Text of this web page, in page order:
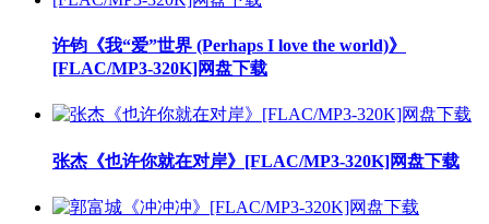
许钧《我“爱”世界 (Perhaps I love the world)》
[FLAC/MP3-320K]网盘下载
张杰《也许你就在对岸》[FLAC/MP3-320K]网盘下载